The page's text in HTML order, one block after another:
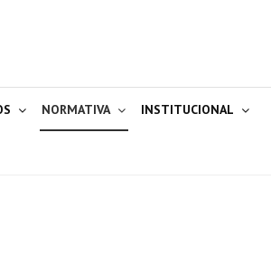
NORMATIVA INSTITUCIONAL